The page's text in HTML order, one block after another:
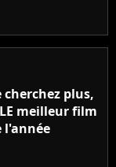
cherchez plus,
meilleur film
l'année